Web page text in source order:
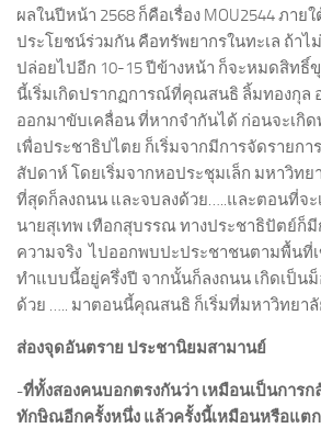
ผลในปีหน้า 2568 ก็คือเรื่อง MOU2544 ภาย
ประโยชน์ร่วมกัน คือทรัพยากรในทะเล ถ้า
ปล่อยไปอีก 10-15 ปีข้างหน้า ก็จะหมดสิท
นี้เริ่มเกิดปรากฏการณ์ที่คุณสนธิ ลิ้มทองกุล
ออกมาขับเคลื่อน ที่หากจำกันได้ ก่อนจะเกิ
เพื่อประชาธิปไตย ก็เริ่มจากมีการจัดรายกา
สัปดาห์ โดยเริ่มจากหอประชุมเล็ก มหาวิท
ที่สุดก็ลงถนน และจบลงด้วย…..และตอนที่จ
นายสุเทพ เทือกสุบรรณ ทางประชาธิปัตย์ก็มี
ความจริง ไปออกพบปะประชาชนตามพื้นที่
ทำแบบนี้อยู่ครึ่งปี จากนั้นก็ลงถนน เกิดเป็น
ด้วย ….. มาตอนนี้คุณสนธิ ก็เริ่มที่มหาวิทยา
ส่องจุดอันตราย ประชานิยมสามานย์
-ที่ทั้งสองคนบอกตรงกันว่า เหมือนเป็นการ
ทักษิณอีกครั้งหนึ่ง แล้วครั้งนี้เหมือนหรือแต